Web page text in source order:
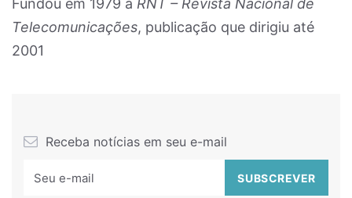
Fundou em 1979 a RNT – Revista Nacional de
Telecomunicações, publicação que dirigiu até
2001
Receba notícias em seu e-mail